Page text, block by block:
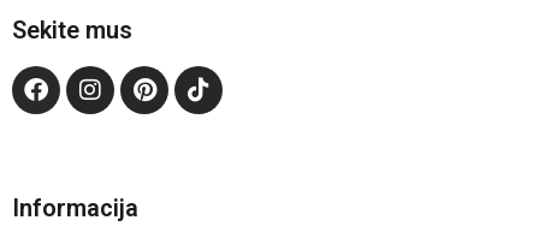
Sekite mus
Informacija